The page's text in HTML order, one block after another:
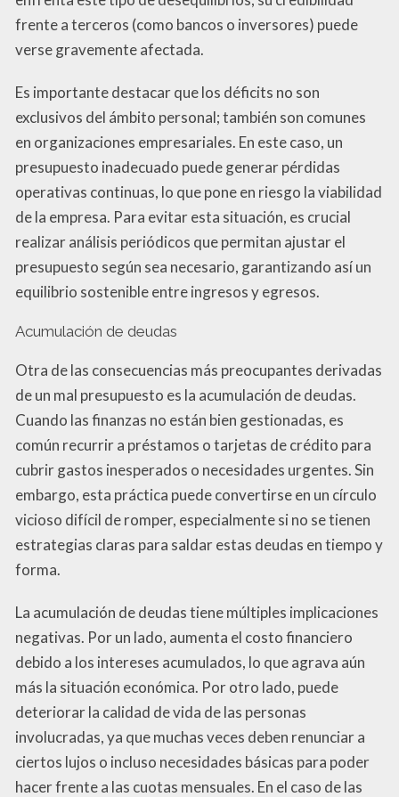
frente a terceros (como bancos o inversores) puede
verse gravemente afectada.
Es importante destacar que los déficits no son
exclusivos del ámbito personal; también son comunes
en organizaciones empresariales. En este caso, un
presupuesto inadecuado puede generar pérdidas
operativas continuas, lo que pone en riesgo la viabilidad
de la empresa. Para evitar esta situación, es crucial
realizar análisis periódicos que permitan ajustar el
presupuesto según sea necesario, garantizando así un
equilibrio sostenible entre ingresos y egresos.
Acumulación de deudas
Otra de las consecuencias más preocupantes derivadas
de un mal presupuesto es la acumulación de deudas.
Cuando las finanzas no están bien gestionadas, es
común recurrir a préstamos o tarjetas de crédito para
cubrir gastos inesperados o necesidades urgentes. Sin
embargo, esta práctica puede convertirse en un círculo
vicioso difícil de romper, especialmente si no se tienen
estrategias claras para saldar estas deudas en tiempo y
forma.
La acumulación de deudas tiene múltiples implicaciones
negativas. Por un lado, aumenta el costo financiero
debido a los intereses acumulados, lo que agrava aún
más la situación económica. Por otro lado, puede
deteriorar la calidad de vida de las personas
involucradas, ya que muchas veces deben renunciar a
ciertos lujos o incluso necesidades básicas para poder
hacer frente a las cuotas mensuales. En el caso de las